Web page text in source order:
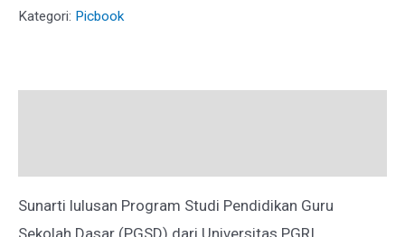
PERMEN
Kategori: Picbook
Sunarti lulusan Program Studi Pendidikan Guru
Sekolah Dasar (PGSD) dari Universitas PGRI